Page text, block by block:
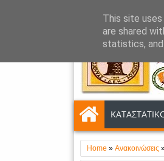
NEWSLETTER
Home » Ανακοινώσεις
This site
are shared
statistics,